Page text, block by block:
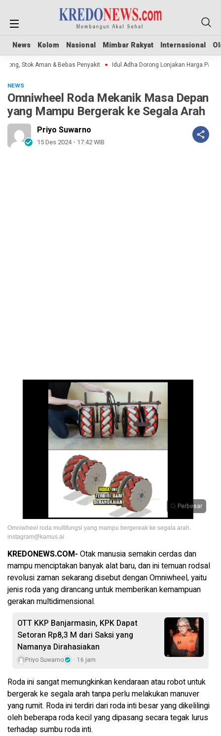
News Kolom Nasional Mimbar Rakyat Internasional
News Kolom Nasional Mimbar Rakyat Internasional
Stok Aman & Bebas Penyakit Idul Adha Dorong Lonjakan Harga Pangan
NEWS
Omniwheel Roda Mekanik Masa Depan
yang Mampu Bergerak ke Segala Arah
Priyo Suwarno
15 Des 2024 - 17:42 WIB
Perbesar
Omniwheel roda multifungsi yang mampu bergereak ke segala arah.
instagram@kamus.ai
KREDONEWS.COM- Otak manusia semakin cerdas dan
mampu menciptakan banyak alat baru, dan ini temuan rodsal
revolusi zaman sekarang disebut dengan Omniwheel, yaitu
jenis roda yang dirancang untuk memberikan kemampuan
gerakan multidimensional.
OTT KKP Banjarmasin, KPK Dapat
Setoran Rp8,3 M dari Saksi yang
Namanya Dirahasiakan
Priyo Suwarno 16 jam
Roda ini sangat memungkinkan kendaraan atau robot untuk
bergerak ke segala arah tanpa perlu melakukan manuver
yang rumit. Roda ini terdiri dari roda inti besar yang dikelilingi
oleh beberapa roda kecil yang dipasang secara tegak lurus
terhadap sumbu roda inti.